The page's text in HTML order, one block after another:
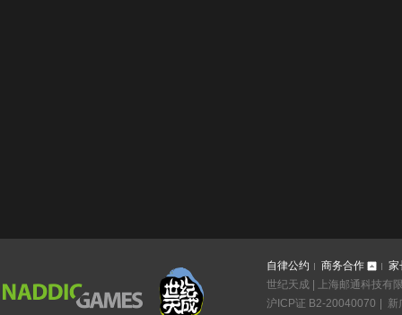
自律公约 家
商务合作
世纪天成 | 上海邮通科技有
沪ICP证 B2-20040070
新